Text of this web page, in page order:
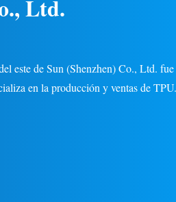
Ltd.
este de Sun (Shenzhen) Co., Ltd.
en la producción y ventas de TPU.